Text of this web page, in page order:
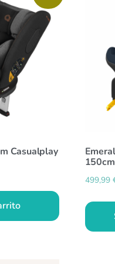
Casualplay
499,99